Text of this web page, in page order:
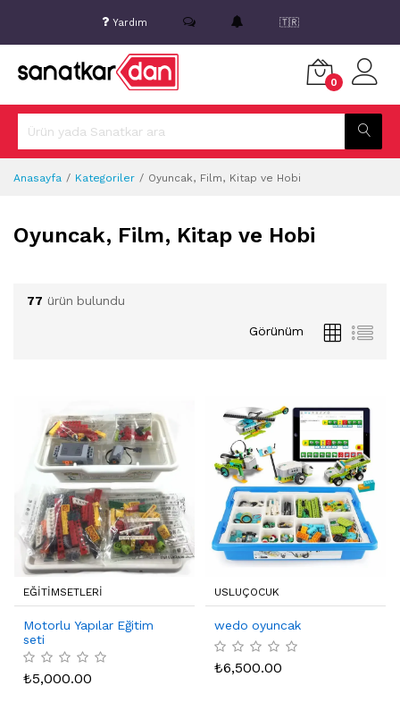
Yardım 🇹🇷
0
Anasayfa Kategoriler Oyuncak, Film, Kitap ve Hobi
Oyuncak, Film, Kitap ve Hobi
77 ürün bulundu
Görünüm
EĞİTİMSETLERİ
Motorlu Yapılar Eğitim
seti
₺5,000.00
USLUÇOCUK
wedo oyuncak
₺6,500.00